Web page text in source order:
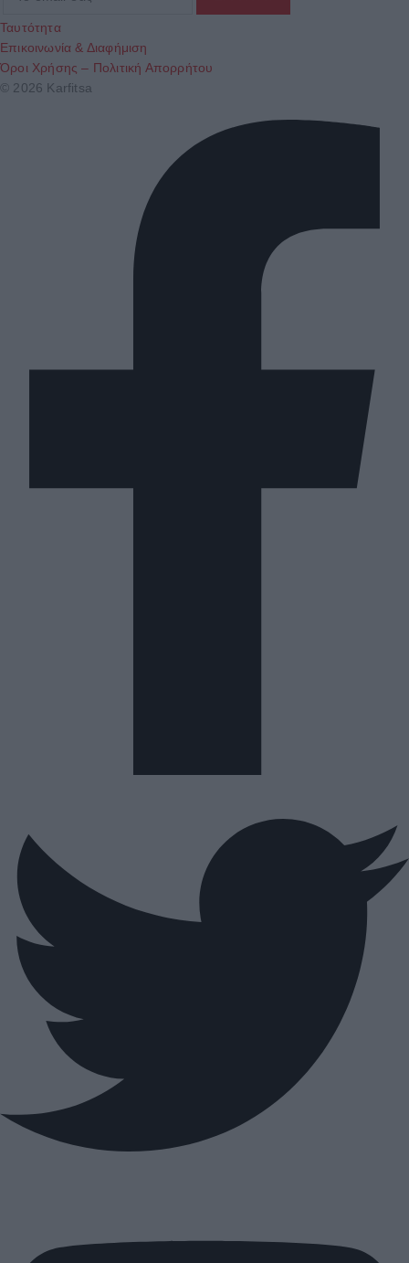
Ταυτότητα
Επικοινωνία & Διαφήμιση
Όροι Χρήσης – Πολιτική Απορρήτου
© 2026 Karfitsa